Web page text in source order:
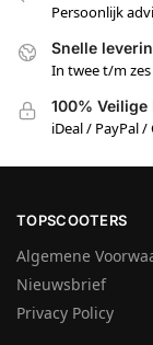
Persoonlijk
Snelle
In twee t/m
100% Veilige
iDeal / PayPal
TOPSCOOTERS
Algemene
Nieuwsbrief
Privacy Policy